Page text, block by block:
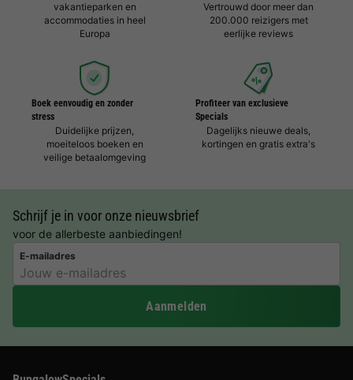
vakantieparken en
accommodaties in heel
Europa
Vertrouwd door meer dan
200.000 reizigers met
eerlijke reviews
Boek eenvoudig en zonder
stress
Duidelijke prijzen,
moeiteloos boeken en
veilige betaalomgeving
Profiteer van exclusieve
Specials
Dagelijks nieuwe deals,
kortingen en gratis extra's
Schrijf je in voor onze nieuwsbrief
voor de allerbeste aanbiedingen!
E-mailadres
Aanmelden